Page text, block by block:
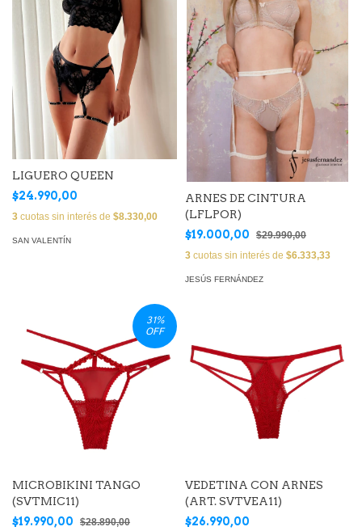
LIGUERO QUEEN
$24.990,00
3 cuotas sin interés de $8.330,00
SAN VALENTÍN
ARNES DE CINTURA
(LFLPOR)
$19.000,00
$29.990,00
3 cuotas sin interés de $6.333,33
JESÚS FERNÁNDEZ
31%
OFF
MICROBIKINI TANGO
(SVTMIC11)
$19.990,00
$28.890,00
VEDETINA CON ARNES
(ART. SVTVEA11)
$26.990,00